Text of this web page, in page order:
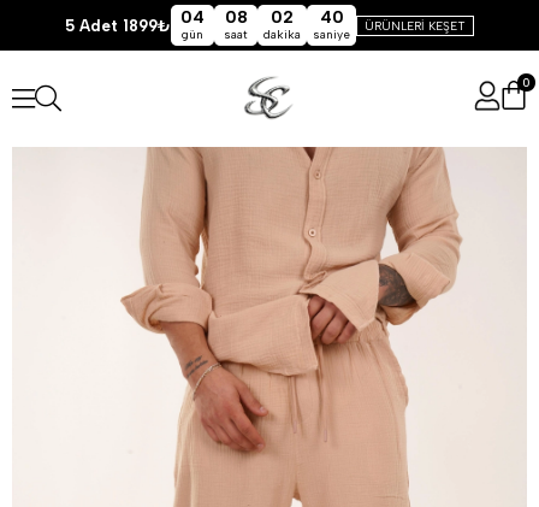
5 Adet 1899₺ 04
gün
08
saat
02
dakika
39
saniye
ÜRÜNLERİ KEŞET
0